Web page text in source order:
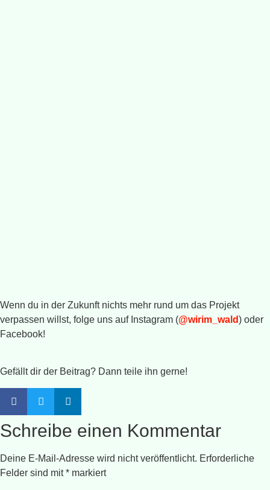
Wenn du in der Zukunft nichts mehr rund um das Projekt
verpassen willst, folge uns auf Instagram (@wirim_wald) oder
Facebook!
Gefällt dir der Beitrag? Dann teile ihn gerne!
Schreibe einen Kommentar
Deine E-Mail-Adresse wird nicht veröffentlicht. Erforderliche
Felder sind mit* markiert